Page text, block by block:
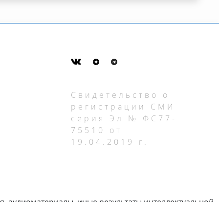
Свидетельство о
регистрации СМИ
серия Эл № ФС77-
75510 от
19.04.2019 г.